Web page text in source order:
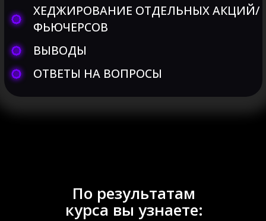
По результатам
курса вы узнаете: